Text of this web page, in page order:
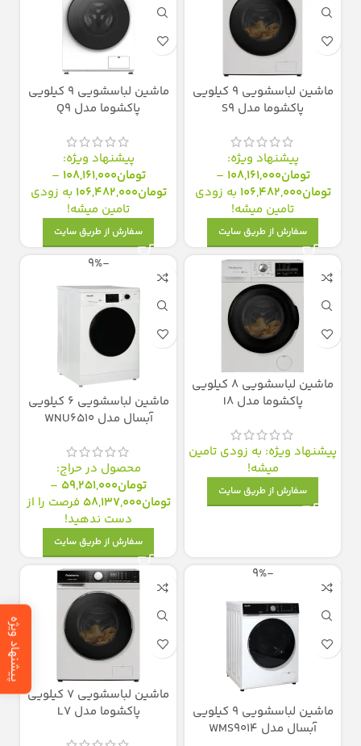
ماشین لباسشویی 9 کیلویی
پاکشوما مدل S9
پیشنهاد ویژه:
تومان108,161,000
–
تومان106,482,000 به زودی
تامین میشه!
سفارش از طریق سایت
ماشین لباسشویی 9 کیلویی
پاکشوما مدل Q9
پیشنهاد ویژه:
تومان108,161,000
–
تومان106,482,000 به زودی
تامین میشه!
سفارش از طریق سایت
ماشین لباسشویی 8 کیلویی
پاکشوما مدل I8
پیشنهاد ویژه: به زودی تامین
میشه!
سفارش از طریق سایت
-9%
ماشین لباسشویی 6 کیلویی
آبسال مدل WNU6510
محصول در حراج:
تومان59,251,000
–
تومان58,137,000 فرصت را از
دست ندهید!
سفارش از طریق سایت
-9%
ماشین لباسشویی 9 کیلویی
آبسال مدل WMS9014
ماشین لباسشویی 7 کیلویی
پاکشوما مدل L7
پیشنهاد ویژه